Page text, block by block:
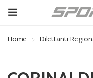
Home Dilettanti